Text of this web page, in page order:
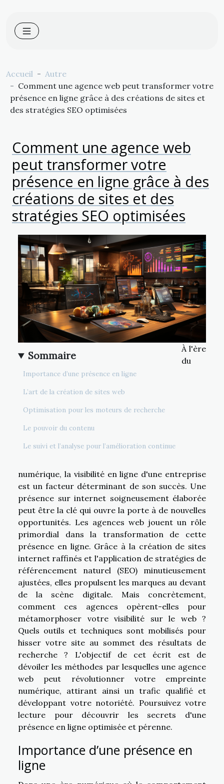
Accueil
Autre
Comment une agence web peut transformer votre
présence en ligne grâce à des créations de sites et
des stratégies SEO optimisées
Comment une agence web
peut transformer votre
présence en ligne grâce à des
créations de sites et des
stratégies SEO optimisées
Sommaire
Importance d’une présence en ligne
L’art de la création de sites web
Optimisation pour les moteurs de recherche
Le pouvoir du contenu
Le suivi et l’analyse pour l’amélioration continue
À l'ère
du
numérique, la visibilité en ligne d'une entreprise
est un facteur déterminant de son succès. Une
présence sur internet soigneusement élaborée
peut être la clé qui ouvre la porte à de nouvelles
opportunités. Les agences web jouent un rôle
primordial dans la transformation de cette
présence en ligne. Grâce à la création de sites
internet raffinés et l'application de stratégies de
référencement naturel (SEO) minutieusement
ajustées, elles propulsent les marques au devant
de la scène digitale. Mais concrètement,
comment ces agences opèrent-elles pour
métamorphoser votre visibilité sur le web ?
Quels outils et techniques sont mobilisés pour
hisser votre site au sommet des résultats de
recherche ? L'objectif de cet écrit est de
dévoiler les méthodes par lesquelles une agence
web peut révolutionner votre empreinte
numérique, attirant ainsi un trafic qualifié et
développant votre notoriété. Poursuivez votre
lecture pour découvrir les secrets d'une
présence en ligne optimisée et pérenne.
Importance d’une présence en
ligne